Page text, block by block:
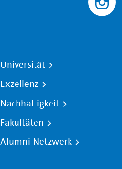
Universität
Exzellenz
Nachhaltigkeit
Fakultäten
Alumni-Netzwerk